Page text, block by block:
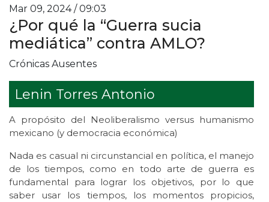
Mar 09, 2024 / 09:03
¿Por qué la “Guerra sucia
mediática” contra AMLO?
Crónicas Ausentes
Lenin Torres Antonio
A propósito del Neoliberalismo versus humanismo
mexicano (y democracia económica)
Nada es casual ni circunstancial en política, el manejo
de los tiempos, como en todo arte de guerra es
fundamental para lograr los objetivos, por lo que
saber usar los tiempos, los momentos propicios,